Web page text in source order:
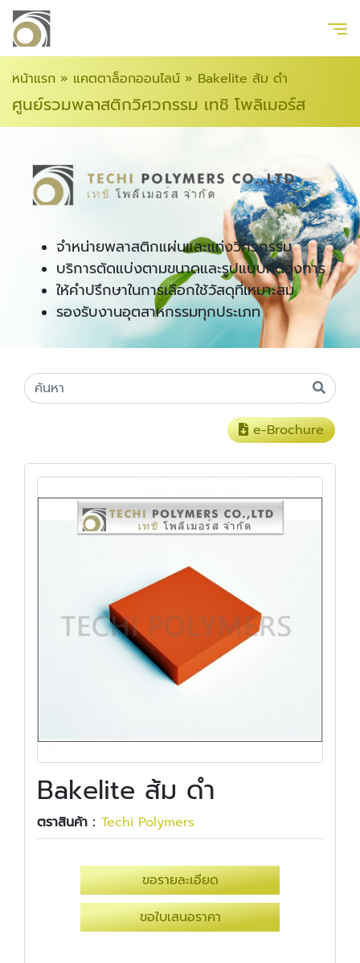
หน้าแรก » แคตตาล็อกออนไลน์ » Bakelite ส้ม ดำ
ศูนย์รวมพลาสติกวิศวกรรม เทชิ โพลิเมอร์ส
จำหน่ายพลาสติกแผ่นและแท่งวิศวกรรม
บริการตัดแบ่งตามขนาดและรูปแบบที่ต้องการ
ให้คำปรึกษาในการเลือกใช้วัสดุที่เหมาะสม
รองรับงานอุตสาหกรรมทุกประเภท
e-Brochure
Bakelite ส้ม ดำ
ตราสินค้า : Techi Polymers
ขอรายละเอียด
ขอใบเสนอราคา